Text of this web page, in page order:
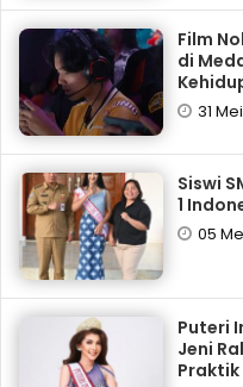
Film
di
31
Siswi
1
05
Puteri
Jeni
Praktik